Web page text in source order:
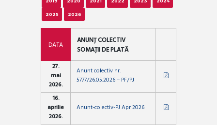
2025 2026
DATA
ANUNȚ COLECTIV
SOMAȚII DE PLATĂ
27.
mai
2026.
Anunt colectiv nr.
5777/26.05.2026 – PF/PJ
16.
aprilie
2026.
Anunt-colectiv-PJ Apr 2026